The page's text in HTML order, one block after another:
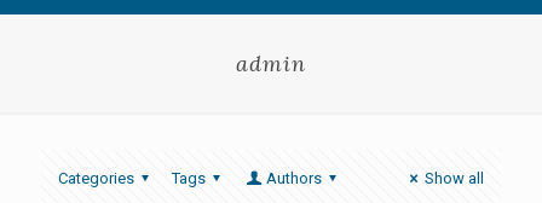
admin
Categories Tags Authors Show all